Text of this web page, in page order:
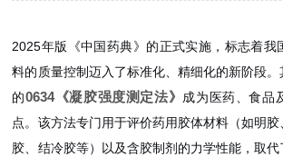
2025年版《中国药典》的正式实施，标志着我
料的质量控制迈入了标准化、精细化的新阶段
的0634《凝胶强度测定法》 成为医药、食品
点。该方法专门用于评价药用胶体材料（如明
胶、结冷胶等）以及含胶制剂的力学性能，取